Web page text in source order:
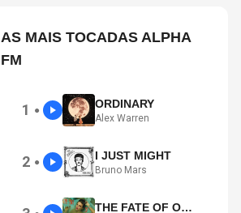
AS MAIS TOCADAS ALPHA
FM
1 ● ORDINARY
Alex Warren
2 ● I JUST MIGHT
Bruno Mars
THE FATE OF OPHELIA